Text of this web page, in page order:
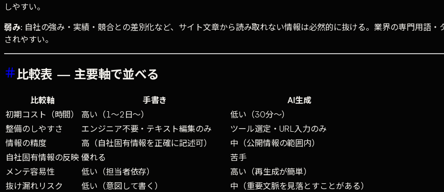
しやすい。
弱み: 自社の強み・実績・競合との差別化など、サイト文章から読み取れない情報は必然的に抜ける。業界の専門用語
されやすい。
比較表 — 主要軸で並べる
比較軸 手書き
AI生成
初期コスト（時間）
高い（1〜2日〜）
低い（30分〜）
整備のしやすさ
エンジニア不要・テキスト編集のみ
ツール選定・URL入力のみ
情報の精度
高（自社固有情報を正確に記述可）
中（公開情報の範囲内）
自社固有情報の反映 優れる
苦手
メンテ容易性
低い（担当者依存）
高い（再生成が簡単）
抜け漏れリスク
低い（意図して書く）
中（重要文脈を見落とすことがある）